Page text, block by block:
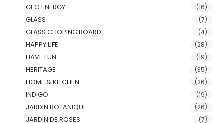
GEO ENERGY (16)
GLASS (7)
GLASS CHOPING BOARD (4)
HAPPY LIFE (28)
HAVE FUN (19)
HERITAGE (35)
HOME & KITCHEN (26)
INDIGO (19)
JARDIN BOTANIQUE (26)
JARDIN DE ROSES (7)